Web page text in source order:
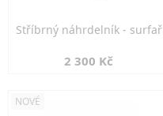
Stříbrný náhrdelník - surfař
2 300 Kč
NOVÉ